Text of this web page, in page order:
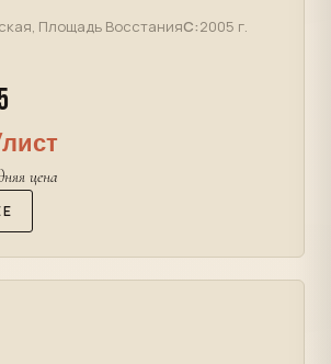
Площадь ВосстанияС:2005 г.
лист
цена